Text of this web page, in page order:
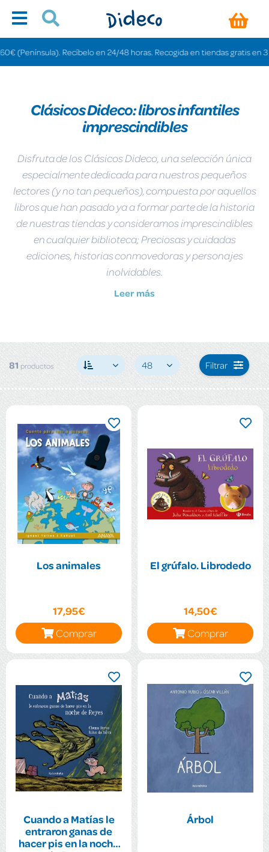
en 24/48 horas. Recogida en tiendas gratis en 3-6 días.
Clásicos Dideco: libros infantiles
imprescindibles
Disfruta de los Clásicos Dideco, una selección única
especialmente dedicada para nuestros pequeños
lectores (y no tan pequeños), compuesta por aquellos
libros que han pasado ya a formar parte de la historia
de nuestras tiendas y consideramos imprescindibles
en cualquier biblioteca; Preciosas y cuidadas
ediciones, historias conmovedoras y personajes
inolvidables.
Leer más
81 productos 48 Filtrar
Los animales
17,95€
Comprar
El grúfalo. Librodedo
14,50€
Comprar
Cuando a Matías le
entraron ganas de
hacer pis en la noche
Árbol